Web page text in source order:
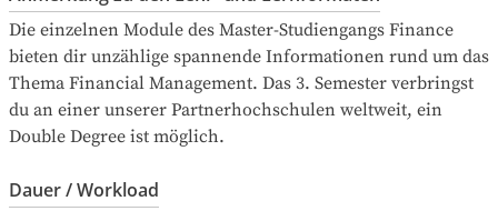
Die einzelnen Module des Master-Studiengangs Finance
bieten dir unzählige spannende Informationen rund um das
Thema Financial Management. Das 3. Semester verbringst
du an einer unserer Partnerhochschulen weltweit, ein
Double Degree ist möglich.
Dauer / Workload